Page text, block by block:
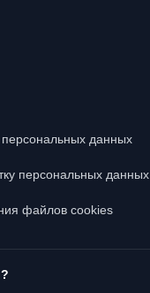
данных
персональных данных
файлов cookies